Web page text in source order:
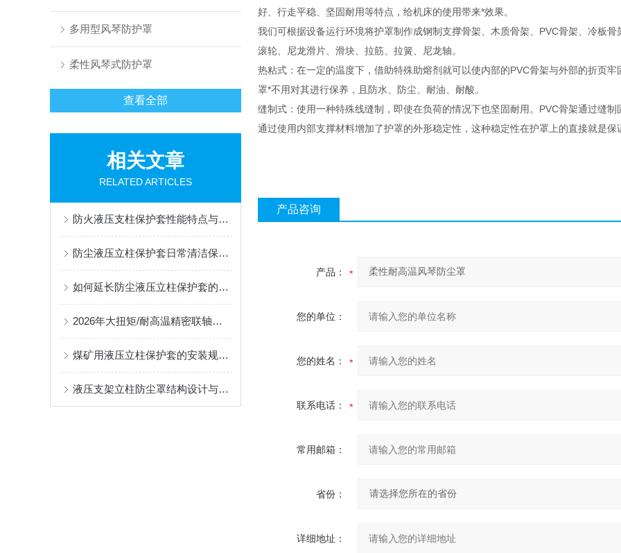
多用型风琴防护罩
柔性风琴式防护罩
查看全部
相关文章
RELATED ARTICLES
防火液压支柱保护套性能特点与阻燃防护应用
防尘液压立柱保护套日常清洁保养与更换规范
如何延长防尘液压立柱保护套的使用寿命？
2026年大扭矩/耐高温精密联轴器定制找哪家？能实现精准定制的优质厂家盘点
煤矿用液压立柱保护套的安装规范与使用寿命提升方案
液压支架立柱防尘罩结构设计与密封防护原理
好、行走平稳、坚固耐用等特点，给机床的使用带来*效果。
我们可根据设备运行环境将护罩制作成钢制支撑骨架、木质骨架、PVC骨架、冷板
滚轮、尼龙滑片、滑块、拉筋、拉簧、尼龙轴。
热粘式：在一定的温度下，借助特殊助熔剂就可以使内部的PVC骨架与外部的折页
罩*不用对其进行保养，且防水、防尘、耐油、耐酸。
缝制式：使用一种特殊线缝制，即使在负荷的情况下也坚固耐用。PVC骨架通过缝
通过使用内部支撑材料增加了护罩的外形稳定性，这种稳定性在护罩上的直接就是
产品咨询
产品：
您的单位：
您的姓名：
联系电话：
常用邮箱：
省份：
详细地址：